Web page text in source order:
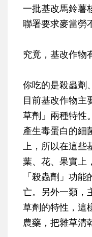
一批基改馬鈴薯
聯署要求麥當勞
究竟，基改作物
你吃的是殺蟲劑
目前基改作物主
草劑」兩種特性
產生毒蛋白的細
上，所以在這些
葉、花、果實上
「殺蟲劑」功
亡。另外一類，
草劑的特性，這
農藥，把雜草清